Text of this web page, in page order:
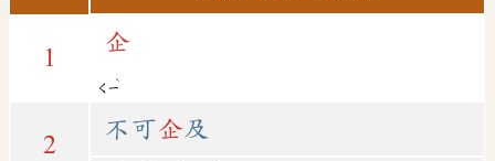
1
企
ㄑㄧ
ˋ
2
不可企及